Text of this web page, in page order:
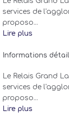
services de
proposo...
Lire plus
Informations
Le Relais Grand
services de
proposo...
Lire plus